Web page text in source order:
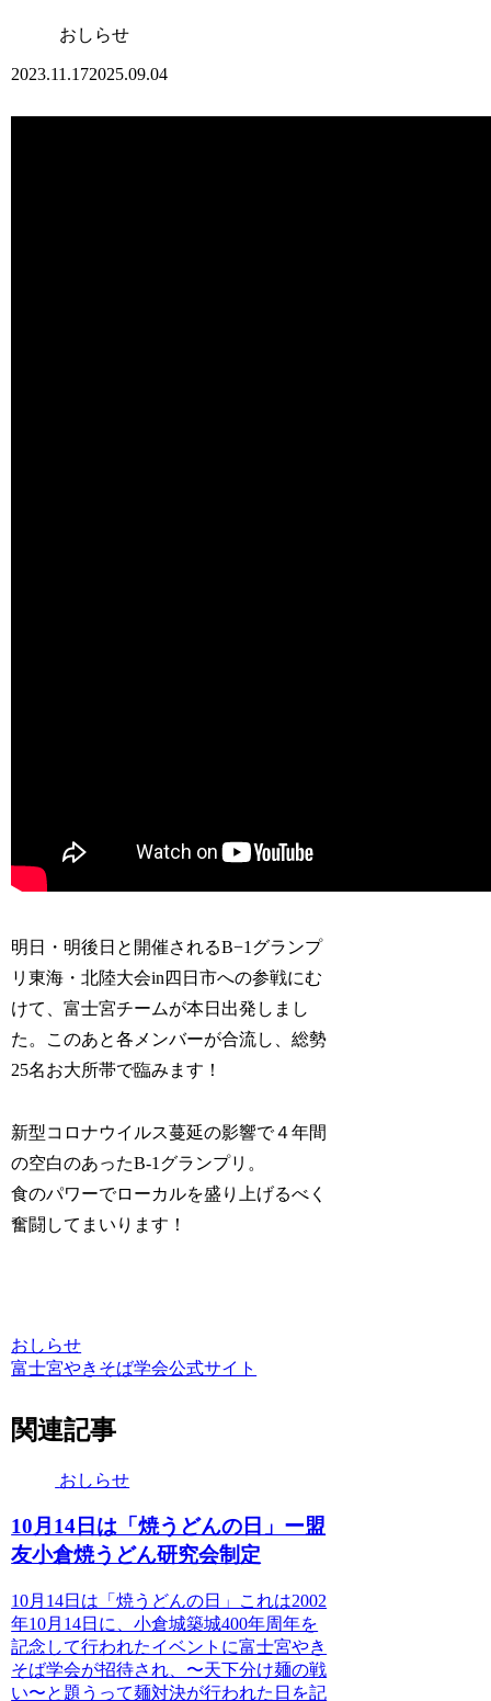
おしらせ
2023.11.172025.09.04
明日・明後日と開催されるB−1グランプ
リ東海・北陸大会in四日市への参戦にむ
けて、富士宮チームが本日出発しまし
た。このあと各メンバーが合流し、総勢
25名お大所帯で臨みます！
新型コロナウイルス蔓延の影響で４年間
の空白のあったB-1グランプリ。
食のパワーでローカルを盛り上げるべく
奮闘してまいります！
おしらせ
富士宮やきそば学会公式サイト
関連記事
おしらせ
10月14日は「焼うどんの日」ー盟
友小倉焼うどん研究会制定
10月14日は「焼うどんの日」これは2002
年10月14日に、小倉城築城400年周年を
記念して行われたイベントに富士宮やき
そば学会が招待され、〜天下分け麺の戦
い〜と題うって麺対決が行われた日を記